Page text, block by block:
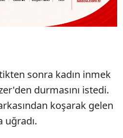
sonra kadın inmek
durmasını istedi.
koşarak gelen
uğradı.